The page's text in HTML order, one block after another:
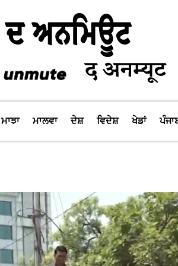
ਮਾਝਾ ਮਾਲਵਾ ਦੇਸ਼ ਵਿਦੇਸ਼ ਖੇਡਾਂ